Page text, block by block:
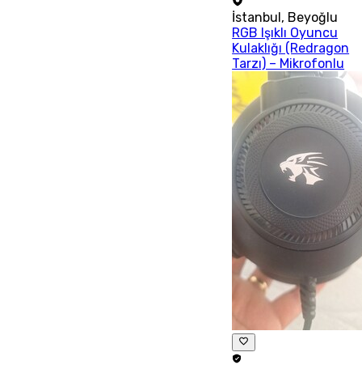
İstanbul, Beyoğlu
RGB Işıklı Oyuncu
Kulaklığı (Redragon
Tarzı) – Mikrofonlu